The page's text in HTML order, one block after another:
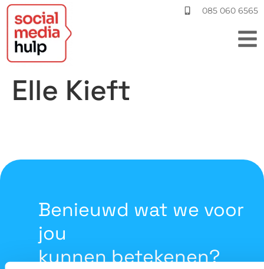
085 060 6565
Elle Kieft
Benieuwd wat we voor
jou
kunnen betekenen?